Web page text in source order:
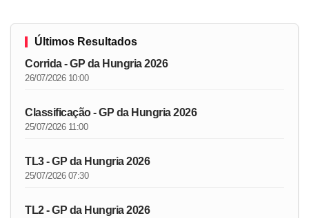
Últimos Resultados
Corrida - GP da Hungria 2026
26/07/2026 10:00
Classificação - GP da Hungria 2026
25/07/2026 11:00
TL3 - GP da Hungria 2026
25/07/2026 07:30
TL2 - GP da Hungria 2026